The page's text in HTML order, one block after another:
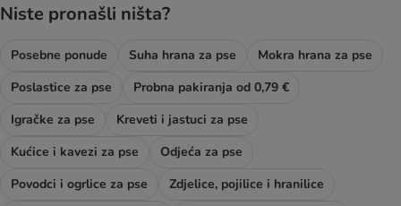
Niste pronašli ništa?
Posebne ponude Suha hrana za pse
Mokra hrana za pse
Poslastice za pse
Probna pakiranja od 0,79 €
Igračke za pse
Kreveti i jastuci za pse
Kućice i kavezi za pse
Odjeća za pse
Povodci i ogrlice za pse
Zdjelice, pojilice i hranilice